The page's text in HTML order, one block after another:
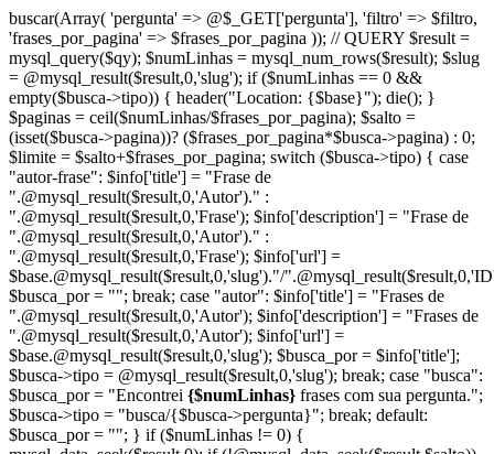
buscar(Array( 'pergunta' => @$_GET['pergunta'], 'filtro' => $filtro,
'frases_por_pagina' => $frases_por_pagina )); // QUERY $result =
mysql_query($qy); $numLinhas = mysql_num_rows($result); $slug
= @mysql_result($result,0,'slug'); if ($numLinhas == 0 &&
empty($busca->tipo)) { header("Location: {$base}"); die(); }
$paginas = ceil($numLinhas/$frases_por_pagina); $salto =
(isset($busca->pagina))? ($frases_por_pagina*$busca->pagina) : 0;
$limite = $salto+$frases_por_pagina; switch ($busca->tipo) { case
"autor-frase": $info['title'] = "Frase de
".@mysql_result($result,0,'Autor')." :
".@mysql_result($result,0,'Frase'); $info['description'] = "Frase de
".@mysql_result($result,0,'Autor')." :
".@mysql_result($result,0,'Frase'); $info['url'] =
$base.@mysql_result($result,0,'slug')."/
$busca_por = ""; break; case "autor": $info['title'] = "Frases de
".@mysql_result($result,0,'Autor'); $info['description'] = "Frases de
".@mysql_result($result,0,'Autor'); $info['url'] =
$base.@mysql_result($result,0,'slug'); $busca_por = $info['title'];
$busca->tipo = @mysql_result($result,0,'slug'); break; case "busca":
$busca_por = "Encontrei {$numLinhas} frases com sua pergunta.";
$busca->tipo = "busca/{$busca->pergunta}"; break; default:
$busca_por = ""; } if ($numLinhas != 0) {